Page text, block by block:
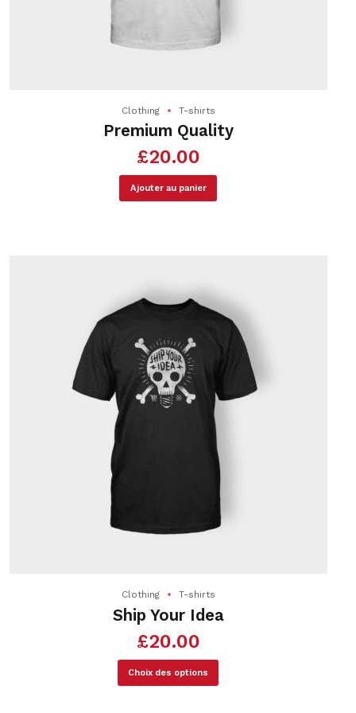
Clothing T-shirts
Premium Quality
£20.00
Ajouter au panier
Clothing T-shirts
Ship Your Idea
£20.00
Choix des options
Ce